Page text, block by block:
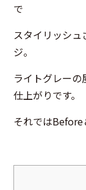
で
スタイリッシ
ジ。
ライトグレー
仕上がりです。
それではBefore